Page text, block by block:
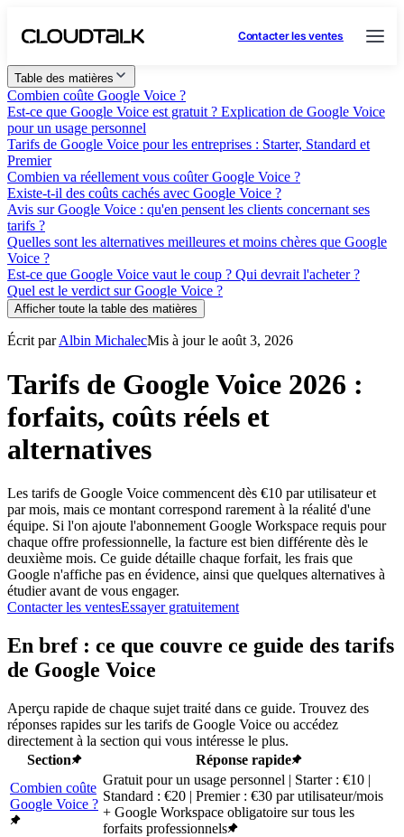
Contacter les ventes
Table des matières
Combien coûte Google Voice ?
Est-ce que Google Voice est gratuit ? Explication de Google Voice
pour un usage personnel
Tarifs de Google Voice pour les entreprises : Starter, Standard et
Premier
Combien va réellement vous coûter Google Voice ?
Existe-t-il des coûts cachés avec Google Voice ?
Avis sur Google Voice : qu'en pensent les clients concernant ses
tarifs ?
Quelles sont les alternatives meilleures et moins chères que Google
Voice ?
Est-ce que Google Voice vaut le coup ? Qui devrait l'acheter ?
Quel est le verdict sur Google Voice ?
Afficher toute la table des matières
Écrit parAlbin MichalecMis à jour le août 3, 2026
Tarifs de Google Voice 2026 :
forfaits, coûts réels et
alternatives
Les tarifs de Google Voice commencent dès €10 par utilisateur et
par mois, mais ce montant correspond rarement à la réalité d'une
équipe. Si l'on ajoute l'abonnement Google Workspace requis pour
chaque offre professionnelle, la facture est bien différente dès le
deuxième mois. Ce guide détaille chaque forfait, les frais que
Google n'affiche pas en évidence, ainsi que quelques alternatives à
étudier avant de vous engager.
Contacter les ventesEssayer gratuitement
En bref : ce que couvre ce guide des tarifs
de Google Voice
Aperçu rapide de chaque sujet traité dans ce guide. Trouvez des
réponses rapides sur les tarifs de Google Voice ou accédez
directement à la section qui vous intéresse le plus.
Section
Réponse rapide
Combien coûte
Google Voice ?
Gratuit pour un usage personnel | Starter : €10 |
Standard : €20 | Premier : €30 par utilisateur/mois
+ Google Workspace obligatoire sur tous les
forfaits professionnels